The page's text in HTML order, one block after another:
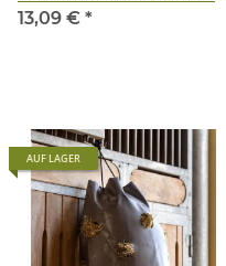
Handgeknüpft
13,09 € *
AUF LAGER